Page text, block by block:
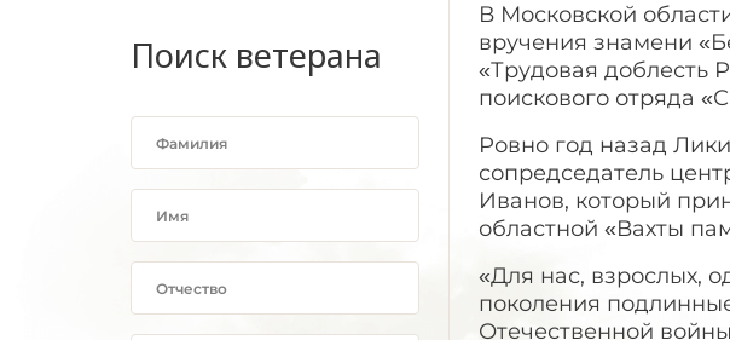
Поиск ветерана
В Московской
вручения знамени
«Трудовая доблесть
поискового отряда
Ровно год назад
сопредседатель
Иванов, который
областной «Вахты
«Для нас, взрослых,
поколения
Отечественной